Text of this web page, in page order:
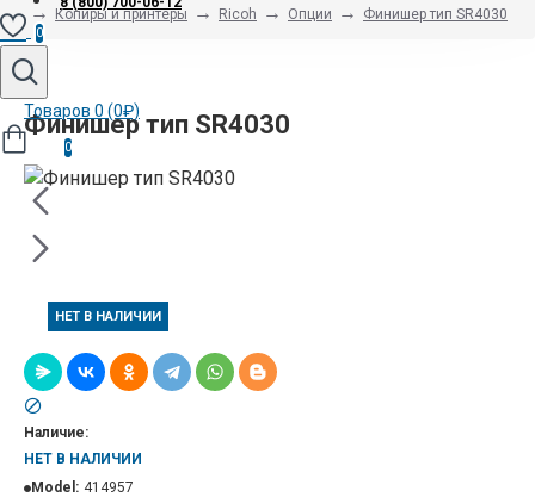
0
Товаров 0 (0₽)
0
Копиры и принтеры
Ricoh Опции Финишер тип SR4030
Финишер тип SR4030
НЕТ В НАЛИЧИИ
Наличие:
НЕТ В НАЛИЧИИ
Model: 414957